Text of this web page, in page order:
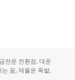
금전운 전환점,대운
는 꿈,재물운 폭발,